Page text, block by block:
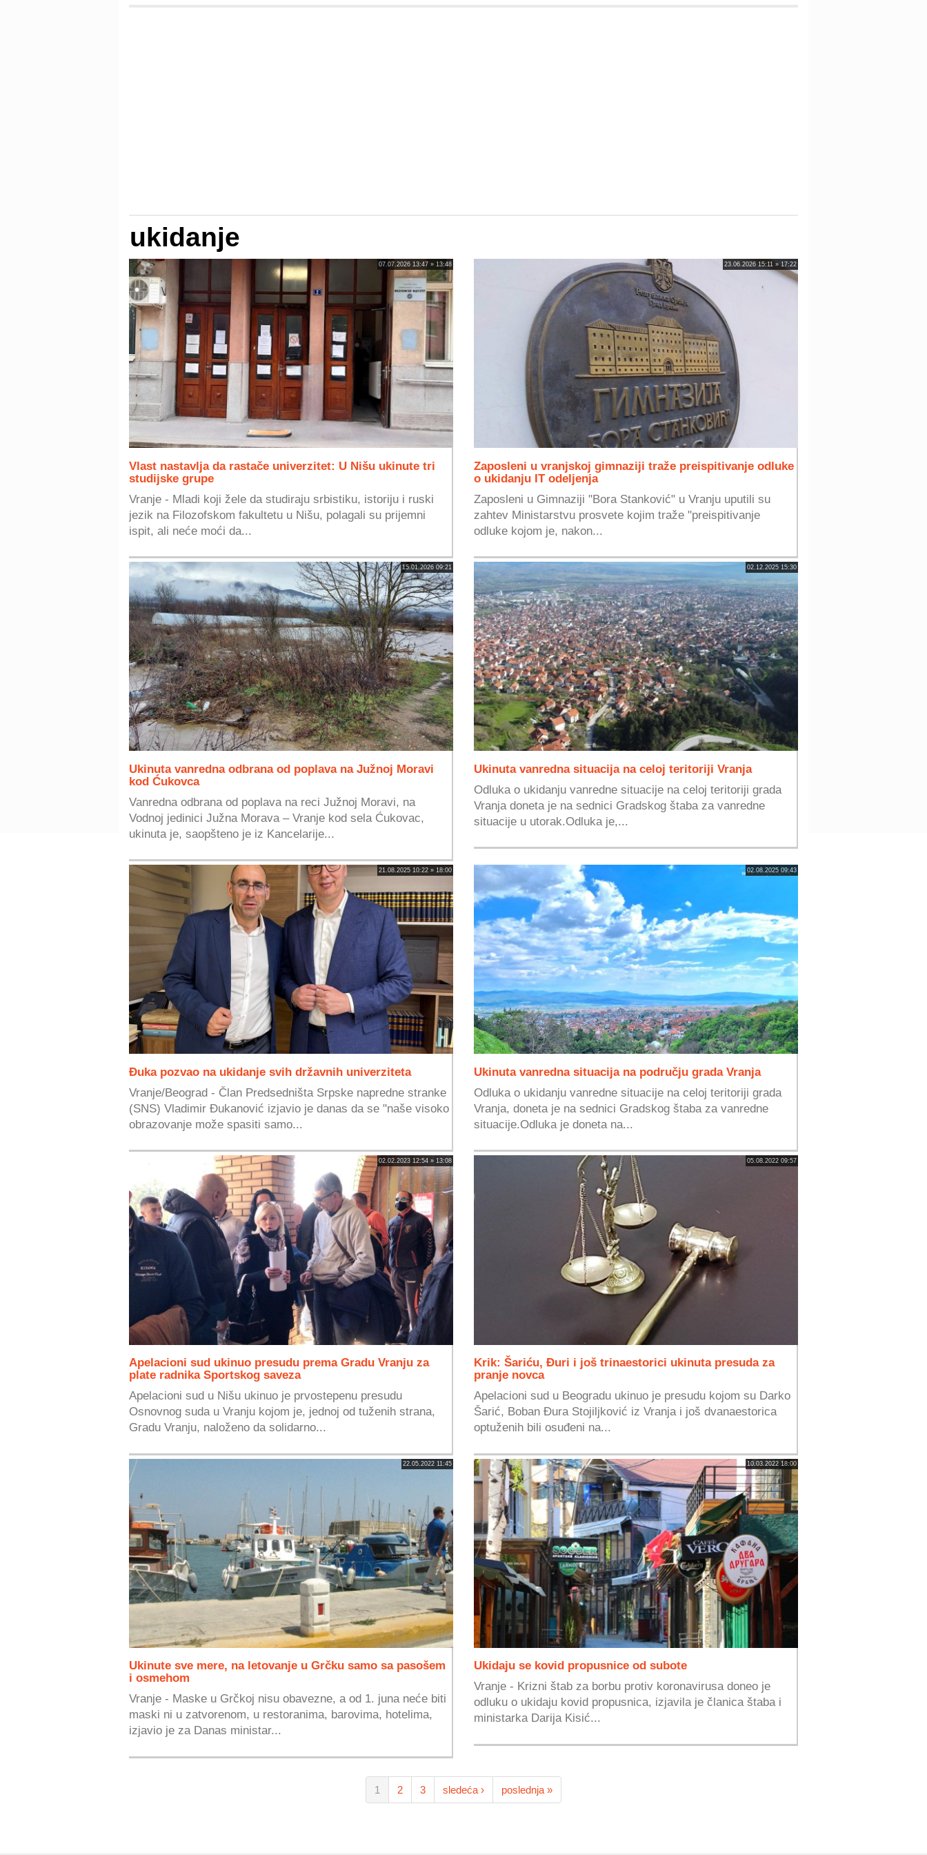
ukidanje
07.07.2026 13:47 » 13:48
Vlast nastavlja da rastače univerzitet: U Nišu ukinute tri
studijske grupe
Vranje - Mladi koji žele da studiraju srbistiku, istoriju i ruski
jezik na Filozofskom fakultetu u Nišu, polagali su prijemni
ispit, ali neće moći da...
23.06.2026 15:11 » 17:22
Zaposleni u vranjskoj gimnaziji traže preispitivanje odluke
o ukidanju IT odeljenja
Zaposleni u Gimnaziji "Bora Stanković" u Vranju uputili su
zahtev Ministarstvu prosvete kojim traže "preispitivanje
odluke kojom je, nakon...
15.01.2026 09:21
Ukinuta vanredna odbrana od poplava na Južnoj Moravi
kod Ćukovca
Vanredna odbrana od poplava na reci Južnoj Moravi, na
Vodnoj jedinici Južna Morava – Vranje kod sela Ćukovac,
ukinuta je, saopšteno je iz Kancelarije...
02.12.2025 15:30
Ukinuta vanredna situacija na celoj teritoriji Vranja
Odluka o ukidanju vanredne situacije na celoj teritoriji grada
Vranja doneta je na sednici Gradskog štaba za vanredne
situacije u utorak.Odluka je,...
21.08.2025 10:22 » 18:00
Đuka pozvao na ukidanje svih državnih univerziteta
Vranje/Beograd - Član Predsedništa Srpske napredne stranke
(SNS) Vladimir Đukanović izjavio je danas da se "naše visoko
obrazovanje može spasiti samo...
02.08.2025 09:43
Ukinuta vanredna situacija na području grada Vranja
Odluka o ukidanju vanredne situacije na celoj teritoriji grada
Vranja, doneta je na sednici Gradskog štaba za vanredne
situacije.Odluka je doneta na...
02.02.2023 12:54 » 13:08
Apelacioni sud ukinuo presudu prema Gradu Vranju za
plate radnika Sportskog saveza
Apelacioni sud u Nišu ukinuo je prvostepenu presudu
Osnovnog suda u Vranju kojom je, jednoj od tuženih strana,
Gradu Vranju, naloženo da solidarno...
05.08.2022 09:57
Krik: Šariću, Đuri i još trinaestorici ukinuta presuda za
pranje novca
Apelacioni sud u Beogradu ukinuo je presudu kojom su Darko
Šarić, Boban Đura Stojiljković iz Vranja i još dvanaestorica
optuženih bili osuđeni na...
22.05.2022 11:45
Ukinute sve mere, na letovanje u Grčku samo sa pasošem
i osmehom
Vranje - Maske u Grčkoj nisu obavezne, a od 1. juna neće biti
maski ni u zatvorenom, u restoranima, barovima, hotelima,
izjavio je za Danas ministar...
10.03.2022 18:00
Ukidaju se kovid propusnice od subote
Vranje - Krizni štab za borbu protiv koronavirusa doneo je
odluku o ukidaju kovid propusnica, izjavila je članica štaba i
ministarka Darija Kisić...
1 2 3 sledeća › poslednja »